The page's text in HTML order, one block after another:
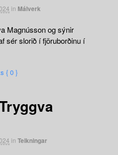
in Málverk
Magnússon og sýnir
sér slorið í fjöruborðinu í
{ 0 }
in Teikningar